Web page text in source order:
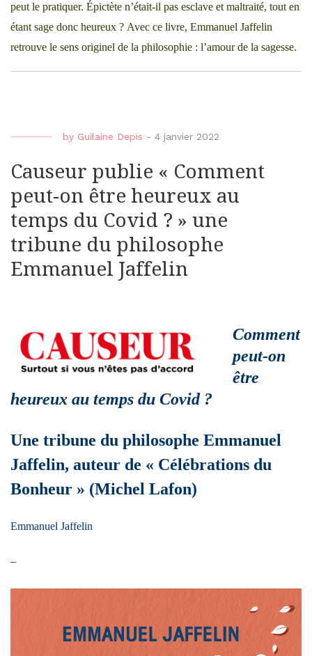
peut le pratiquer. Épictète n’était-il pas esclave et maltraité, tout en
étant sage donc heureux ? Avec ce livre, Emmanuel Jaffelin
retrouve le sens originel de la philosophie : l’amour de la sagesse.
by Guilaine Depis - 4 janvier 2022
Causeur publie « Comment
peut-on être heureux au
temps du Covid ? » une
tribune du philosophe
Emmanuel Jaffelin
Comment
peut-on
être
heureux au temps du Covid ?
Une tribune du philosophe Emmanuel
Jaffelin, auteur de « Célébrations du
Bonheur » (Michel Lafon)
Emmanuel Jaffelin
–